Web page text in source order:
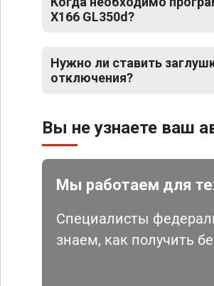
X166 GL350d?
Нужно ли ставить
отключения?
Вы не узнаете ваш
Мы работаем для
Специалисты
знаем, как получить